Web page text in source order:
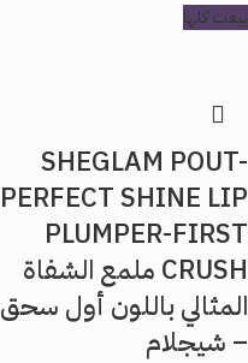
بيعت كلها
SHEGLAM POUT-
PERFECT SHINE LIP
PLUMPER-FIRST
CRUSH ملمع الشفاة
المثالي باللون أول سحق
– شيجلام